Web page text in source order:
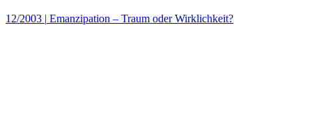
12/2003 | Emanzipation – Traum oder Wirklichkeit?